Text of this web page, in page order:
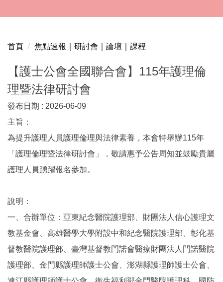
到
要
首頁 焦點速報｜研討會｜論壇｜課程
【護士公會全國聯合會】115年護理倫
理暨法律研討會
發布日期 : 2026-06-09
主旨：
為提升護理人員護理倫理與法律素養，本會特舉辦115年
「護理倫理暨法律研討會」，敬請惠予公告周知並鼓勵貴屬
護理人員踴躍報名參加。
說明：
一、合辦單位：亞東紀念醫院護理部、財團法人信心護理文
教基金會、高雄醫學大學附設中和紀念醫院護理部、彰化基
督教醫院護理部、臺灣基督教門諾會醫療財團法人門諾醫院
護理部、金門縣護理師護士公會、澎湖縣護理師護士公會、